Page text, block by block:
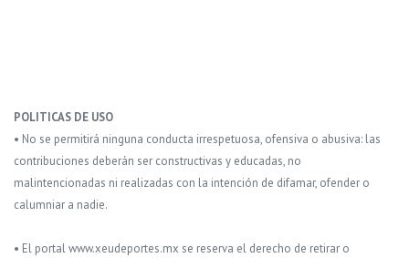
POLITICAS DE USO
• No se permitirá ninguna conducta irrespetuosa, ofensiva o abusiva: las
contribuciones deberán ser constructivas y educadas, no
malintencionadas ni realizadas con la intención de difamar, ofender o
calumniar a nadie.
• El portal www.xeudeportes.mx se reserva el derecho de retirar o